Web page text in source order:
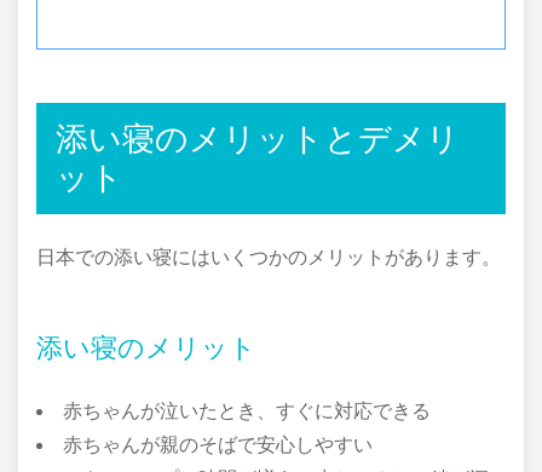
添い寝のメリットとデメリ
ット
日本での添い寝にはいくつかのメリットがあります。
添い寝のメリット
赤ちゃんが泣いたとき、すぐに対応できる
赤ちゃんが親のそばで安心しやすい